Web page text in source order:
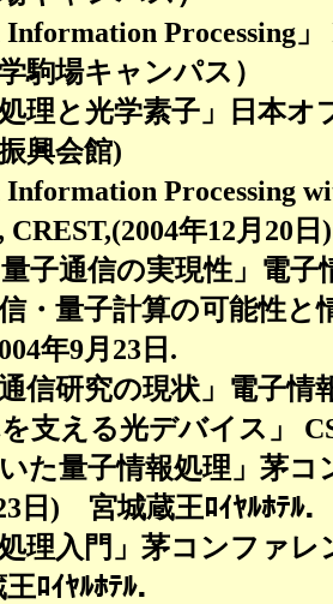
Processing 」
駒場キャンパス）
処理と光学素子」日本
興会館)
Information Processing
, CREST,(2004年12月 20 日
量子通信の実現性」電
・量子計算の可能性
年9月 23 日 .
通信研究の現状」電子
支える光デバイス」
いた量子情報処理」茅
日 ) 宮城蔵王ﾛｲﾔﾙﾎﾃﾙ．
処理入門」茅コンファ
ﾛｲﾔﾙﾎﾃﾙ．